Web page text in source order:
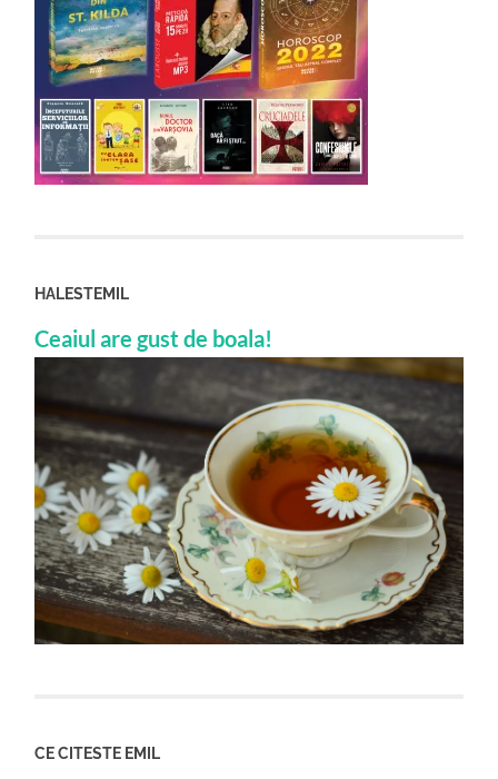
HALESTEMIL
Ceaiul are gust de boala!
CE CITESTE EMIL